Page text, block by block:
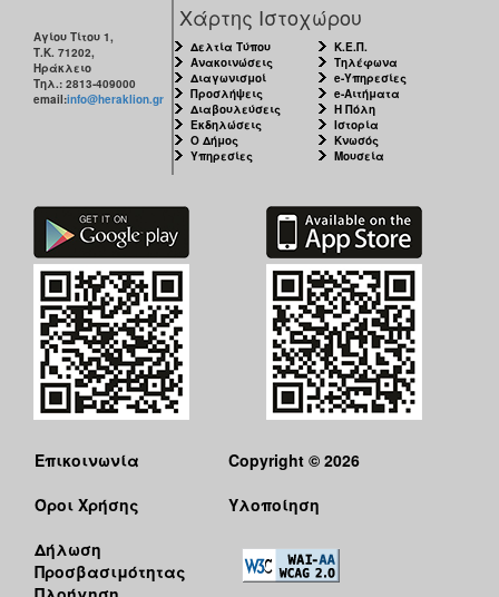
ΠΟΛΙΤΙΣΜΟΣ
ΑΝΘΕΚΤΙΚΗ
ΠΟΛΗ
Αγίου Τίτου 1,
Τ.Κ. 71202,
Ηράκλειο
Τηλ.: 2813-409000
email:info@heraklion.gr
Χάρτης Ιστοχώρου
Δελτία Τύπου
Ανακοινώσεις
Διαγωνισμοί
Προσλήψεις
Διαβουλεύσεις
Εκδηλώσεις
Ο Δήμος
Υπηρεσίες
Κ.Ε.Π.
Τηλέφωνα
e-Υπηρεσίες
e-Αιτήματα
Η Πόλη
Ιστορία
Κνωσός
Μουσεία
Επικοινωνία
Όροι Χρήσης
Δήλωση
Προσβασιμότητας
Copyright © 2026
Υλοποίηση